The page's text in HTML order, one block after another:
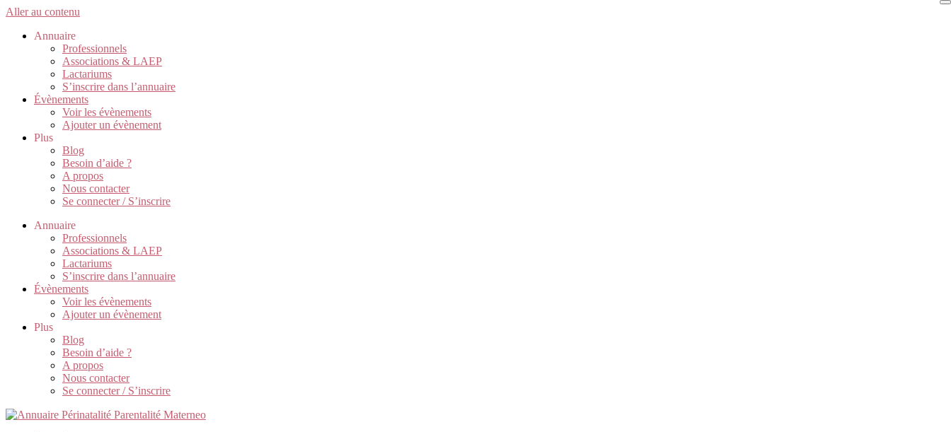
Aller au contenu
Annuaire
Professionnels
Associations & LAEP
Lactariums
S’inscrire dans l’annuaire
Évènements
Voir les évènements
Ajouter un évènement
Plus
Blog
Besoin d’aide ?
A propos
Nous contacter
Se connecter / S’inscrire
Annuaire
Professionnels
Associations & LAEP
Lactariums
S’inscrire dans l’annuaire
Évènements
Voir les évènements
Ajouter un évènement
Plus
Blog
Besoin d’aide ?
A propos
Nous contacter
Se connecter / S’inscrire